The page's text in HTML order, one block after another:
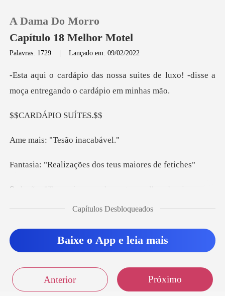
0
Sair
A Dama Do Morro
Capítulo 18 Melhor Motel
Palavras: 1729 |Lançado em: 09/02/2022
suites de luxo! -disse a
moça en
RDÁPIO S
"Tesão i
ações dos teus ma
cabeça proíbe mas o
$$ O
Capítulos Desbloqueados
Baixe o App e leia mais
Anterior Próximo